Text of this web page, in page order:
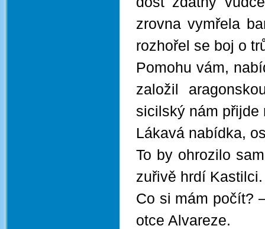
zrovna vymřela
rozhořel se boj o
Pomohu vám,
založil
sicilský nám přijde
Lákavá nabídka,
To by ohrozilo
zuřivě hrdí Kastilci.
Co si mám počít?
otce Alvareze.